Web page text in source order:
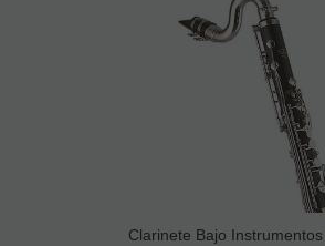
Clarinete Bajo Instrumentos